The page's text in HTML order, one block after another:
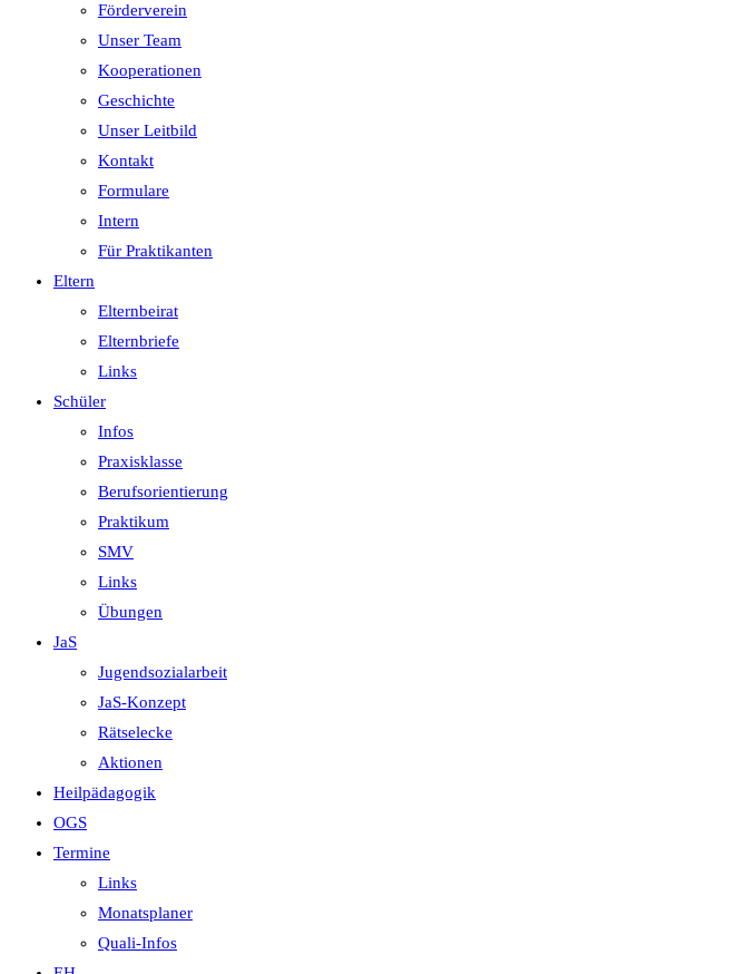
Förderverein
Unser Team
Kooperationen
Geschichte
Unser Leitbild
Kontakt
Formulare
Intern
Für Praktikanten
Eltern
Elternbeirat
Elternbriefe
Links
Schüler
Infos
Praxisklasse
Berufsorientierung
Praktikum
SMV
Links
Übungen
JaS
Jugendsozialarbeit
JaS-Konzept
Rätselecke
Aktionen
Heilpädagogik
OGS
Termine
Links
Monatsplaner
Quali-Infos